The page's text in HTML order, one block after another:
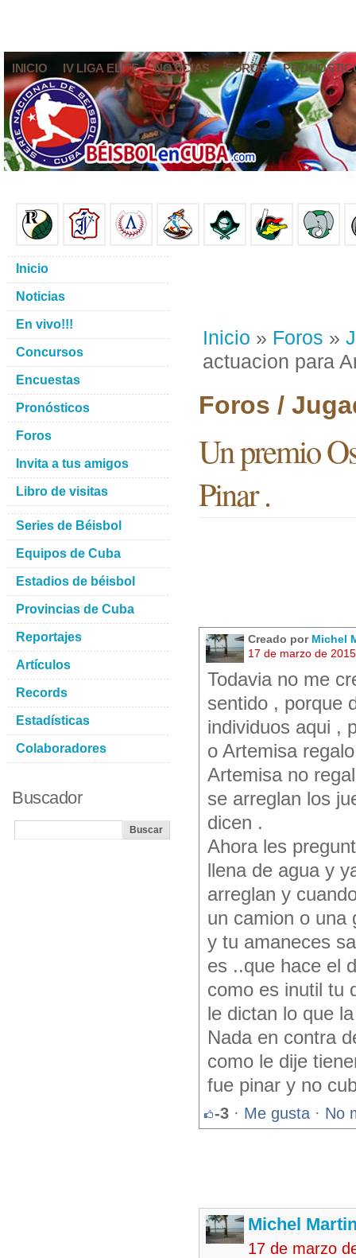
INICIO IV LIGA ELITE NOTICIAS FOROS
Inicio » Foros »
actuacion para
Foros /
Un premio
Pinar .
Creado por Michel
17 de marzo de
Todavia no me
sentido , porque
individuos aqui ,
o Artemisa
Artemisa no
se arreglan los
dicen .
Ahora les
llena de agua y
arreglan y
un camion o una
y tu amaneces
es ..que hace el
como es inutil tu
le dictan lo que
Nada en contra
como le dije
fue pinar y no
-3 · Me gusta · No
Michel
17 de marzo
Inicio
Noticias
En vivo!!!
Concursos
Encuestas
Pronósticos
Foros
Invita a tus amigos
Libro de visitas
Series de Béisbol
Equipos de Cuba
Estadios de béisbol
Provincias de Cuba
Reportajes
Artículos
Records
Estadísticas
Colaboradores
Buscador